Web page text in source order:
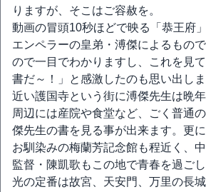
りますが、そこはご容赦を。
動画の冒頭10秒ほどで映る「恭王府
エンペラーの皇弟・溥傑によるもの
ので一目でわかりますし、これを見
書だ～！」と感激したのも思い出し
近い護国寺という街に溥傑先生は晩
周辺には産院や食堂など、ごく普通
傑先生の書を見る事が出来ます。更
お馴染みの梅蘭芳記念館も程近く、
監督・陳凱歌もこの地で青春を過ご
光の定番は故宮、天安門、万里の長